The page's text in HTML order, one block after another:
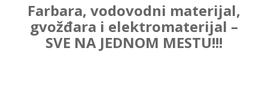
Farbara, vodovodni materijal,
gvožđara i elektromaterijal –
SVE NA JEDNOM MESTU!!!